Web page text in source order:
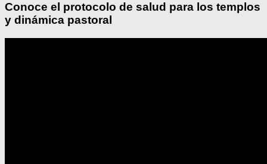
Conoce el protocolo de salud para los templos
y dinámica pastoral